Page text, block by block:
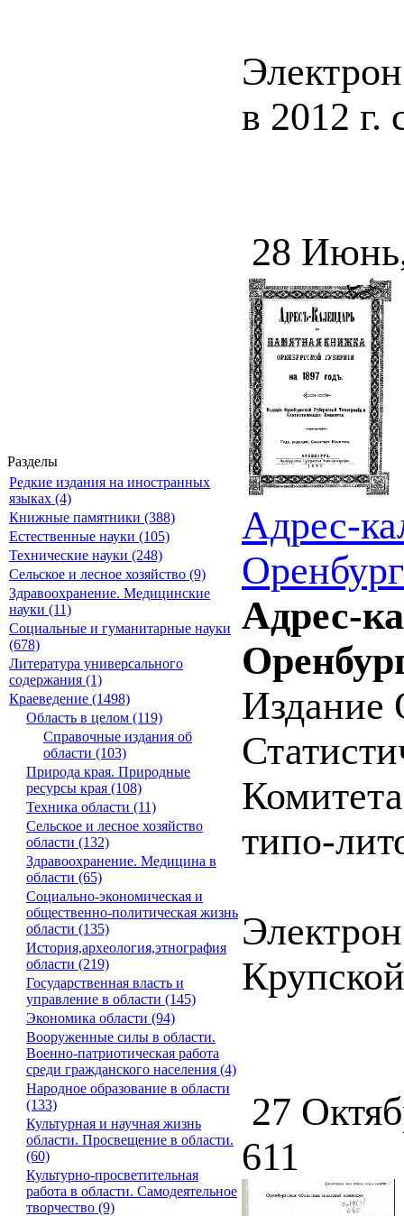
Разделы
Редкие издания на иностранных
языках (4)
Книжные памятники (388)
Естественные науки (105)
Технические науки (248)
Сельское и лесное хозяйство (9)
Здравоохранение. Медицинские
науки (11)
Социальные и гуманитарные науки
(678)
Литература универсального
содержания (1)
Краеведение (1498)
Область в целом (119)
Справочные издания об
области (103)
Природа края. Природные
ресурсы края (108)
Техника области (11)
Сельское и лесное хозяйство
области (132)
Здравоохранение. Медицина в
области (65)
Социально-экономическая и
общественно-политическая жизнь
области (135)
История,археология,этнография
области (219)
Государственная власть и
управление в области (145)
Экономика области (94)
Вооруженные силы в области.
Военно-патриотическая работа
среди гражданского населения (4)
Народное образование в области
(133)
Культурная и научная жизнь
области. Просвещение в области.
(60)
Культурно-просветительная
работа в области. Самодеятельное
творчество (9)
в 2012
28
Адрес-
Адрес-
Издание
типо-
Крупской
27
611